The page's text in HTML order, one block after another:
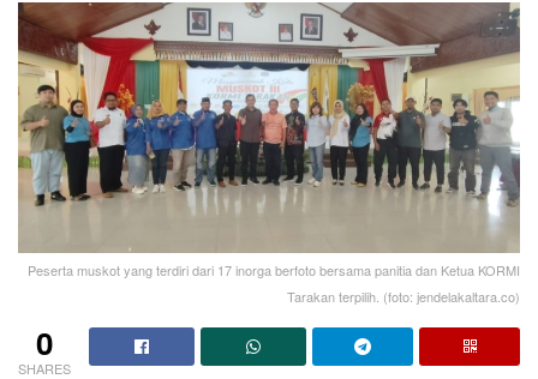
Peserta muskot yang terdiri dari 17 inorga berfoto bersama panitia dan Ketua KORMI
Tarakan terpilih. (foto: jendelakaltara.co)
0
SHARES